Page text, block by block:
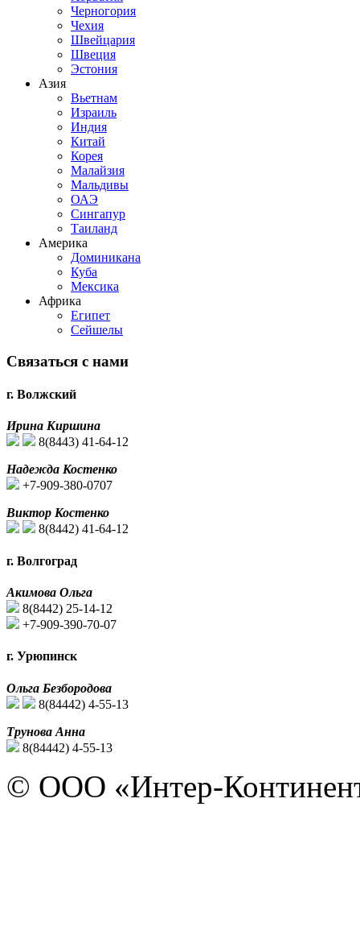
Черногория
Чехия
Швейцария
Швеция
Эстония
Азия
Вьетнам
Израиль
Индия
Китай
Корея
Малайзия
Мальдивы
ОАЭ
Сингапур
Таиланд
Америка
Доминикана
Куба
Мексика
Африка
Египет
Сейшелы
Связаться с нами
г. Волжский
Ирина Киршина
8(8443) 41-64-12
Надежда Костенко
+7-909-380-0707
Виктор Костенко
8(8442) 41-64-12
г. Волгоград
Акимова Ольга
8(8442) 25-14-12
+7-909-390-70-07
г. Урюпинск
Ольга Безбородова
8(84442) 4-55-13
Трунова Анна
8(84442) 4-55-13
© ООО «Интер-